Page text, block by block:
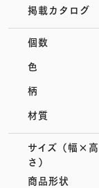
掲載カタログ
個数
色
柄
材質
サイズ （幅×高
さ）
商品形状